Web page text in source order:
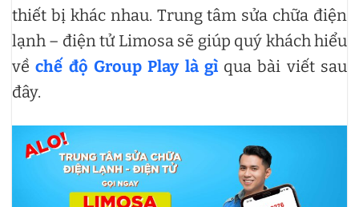
thiết bị khác nhau. Trung tâm sửa chữa điện
lạnh – điện tử Limosa sẽ giúp quý khách hiểu
về chế độ Group Play là gì qua bài viết sau
đây.